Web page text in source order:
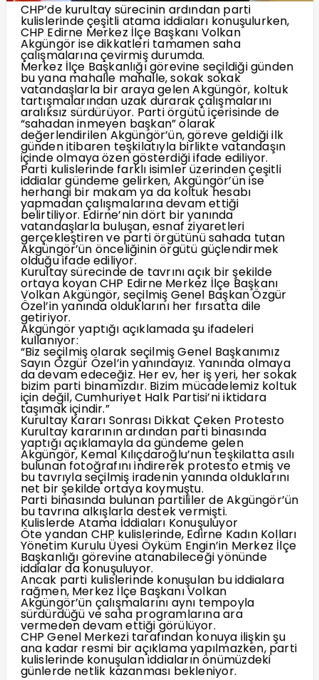
CHP’de kurultay sürecinin ardından parti
kulislerinde çeşitli atama iddiaları konuşulurken,
CHP Edirne Merkez İlçe Başkanı Volkan
Akgüngör ise dikkatleri tamamen saha
çalışmalarına çevirmiş durumda.
Merkez İlçe Başkanlığı görevine seçildiği günden
bu yana mahalle mahalle, sokak sokak
vatandaşlarla bir araya gelen Akgüngör, koltuk
tartışmalarından uzak durarak çalışmalarını
aralıksız sürdürüyor. Parti örgütü içerisinde de
“sahadan inmeyen başkan” olarak
değerlendirilen Akgüngör’ün, göreve geldiği ilk
günden itibaren teşkilatıyla birlikte vatandaşın
içinde olmaya özen gösterdiği ifade ediliyor.
Parti kulislerinde farklı isimler üzerinden çeşitli
iddialar gündeme gelirken, Akgüngör’ün ise
herhangi bir makam ya da koltuk hesabı
yapmadan çalışmalarına devam ettiği
belirtiliyor. Edirne’nin dört bir yanında
vatandaşlarla buluşan, esnaf ziyaretleri
gerçekleştiren ve parti örgütünü sahada tutan
Akgüngör’ün önceliğinin örgütü güçlendirmek
olduğu ifade ediliyor.
Kurultay sürecinde de tavrını açık bir şekilde
ortaya koyan CHP Edirne Merkez İlçe Başkanı
Volkan Akgüngör, seçilmiş Genel Başkan Özgür
Özel’in yanında olduklarını her fırsatta dile
getiriyor.
Akgüngör yaptığı açıklamada şu ifadeleri
kullanıyor:
“Biz seçilmiş olarak seçilmiş Genel Başkanımız
Sayın Özgür Özel’in yanındayız. Yanında olmaya
da devam edeceğiz. Her ev, her iş yeri, her sokak
bizim parti binamızdır. Bizim mücadelemiz koltuk
için değil, Cumhuriyet Halk Partisi’ni iktidara
taşımak içindir.”
Kurultay Kararı Sonrası Dikkat Çeken Protesto
Kurultay kararının ardından parti binasında
yaptığı açıklamayla da gündeme gelen
Akgüngör, Kemal Kılıçdaroğlu’nun teşkilatta asılı
bulunan fotoğrafını indirerek protesto etmiş ve
bu tavrıyla seçilmiş iradenin yanında olduklarını
net bir şekilde ortaya koymuştu.
Parti binasında bulunan partililer de Akgüngör’ün
bu tavrına alkışlarla destek vermişti.
Kulislerde Atama İddiaları Konuşuluyor
Öte yandan CHP kulislerinde, Edirne Kadın Kolları
Yönetim Kurulu Üyesi Öyküm Engin’in Merkez İlçe
Başkanlığı görevine atanabileceği yönünde
iddialar da konuşuluyor.
Ancak parti kulislerinde konuşulan bu iddialara
rağmen, Merkez İlçe Başkanı Volkan
Akgüngör’ün çalışmalarını aynı tempoyla
sürdürdüğü ve saha programlarına ara
vermeden devam ettiği görülüyor.
CHP Genel Merkezi tarafından konuya ilişkin şu
ana kadar resmi bir açıklama yapılmazken, parti
kulislerinde konuşulan iddiaların önümüzdeki
günlerde netlik kazanması bekleniyor.